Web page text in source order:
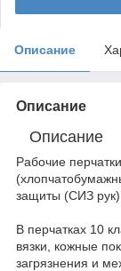
Описание
Описание
Описание
Рабочие
защиты (СИЗ рук).
В перчатках 10
вязки, кожные
загрязнения и